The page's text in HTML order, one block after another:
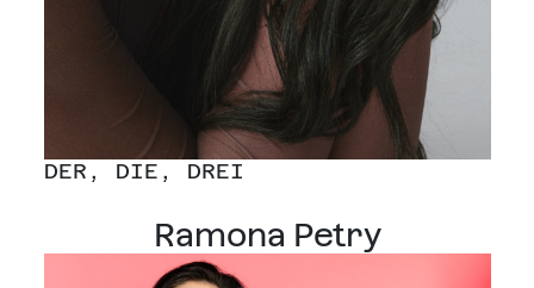
DER, DIE, DREI
Ramona Petry